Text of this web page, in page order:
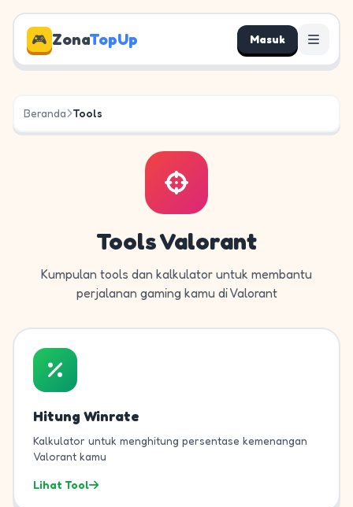
🎮 ZonaTopUp Masuk
Beranda Tools
Tools Valorant
Kumpulan tools dan kalkulator untuk membantu
perjalanan gaming kamu di Valorant
Hitung Winrate
Kalkulator untuk menghitung persentase kemenangan
Valorant kamu
Lihat Tool